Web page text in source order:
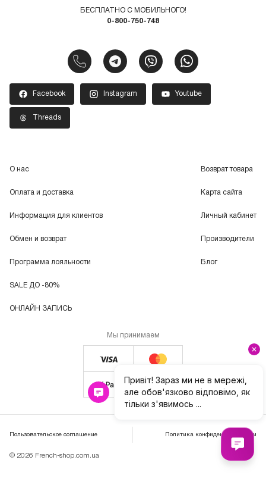
БЕСПЛАТНО С МОБИЛЬНОГО!
0-800-750-748
Facebook Instagram Youtube
Threads
О нас
Оплата и доставка
Информация для клиентов
Обмен и возврат
Программа лояльности
SALE ДО -80%
ОНЛАЙН ЗАПИСЬ
Возврат товара
Карта сайта
Личный кабинет
Производители
Блог
Мы принимаем
© 2026 French-shop.com.ua
Пользовательское соглашение Политика конфиденциальности